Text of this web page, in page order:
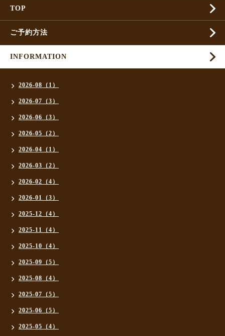
TOP
ご予約方法
INFORMATION
2026-08（1）
2026-07（3）
2026-06（3）
2026-05（2）
2026-04（1）
2026-03（2）
2026-02（4）
2026-01（3）
2025-12（4）
2025-11（4）
2025-10（4）
2025-09（5）
2025-08（4）
2025-07（5）
2025-06（5）
2025-05（4）